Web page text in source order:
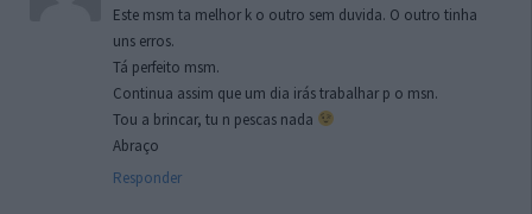
Este msm ta melhor k o outro sem duvida. O outro tinha
uns erros.
Tá perfeito msm.
Continua assim que um dia irás trabalhar p o msn.
Tou a brincar, tu n pescas nada
Abraço
Responder